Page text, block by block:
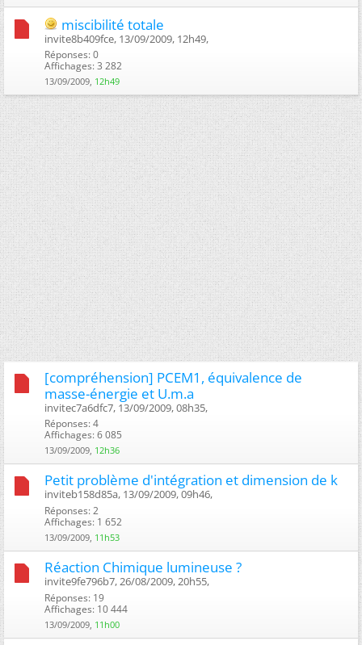
miscibilité totale
invite8b409fce, 13/09/2009, 12h49, ‎
Réponses: 0
Affichages: 3 282
13/09/2009, 12h49
[compréhension] PCEM1, équivalence de
masse-énergie et U.m.a
invitec7a6dfc7, 13/09/2009, 08h35, ‎
Réponses: 4
Affichages: 6 085
13/09/2009, 12h36
Petit problème d'intégration et dimension de k
inviteb158d85a, 13/09/2009, 09h46, ‎
Réponses: 2
Affichages: 1 652
13/09/2009, 11h53
Réaction Chimique lumineuse ?
invite9fe796b7, 26/08/2009, 20h55, ‎
Réponses: 19
Affichages: 10 444
13/09/2009, 11h00